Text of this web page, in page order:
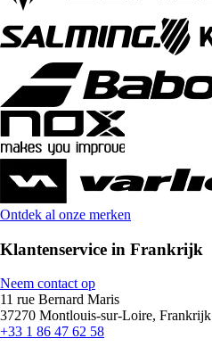
Ontdek al onze merken
Klantenservice in Frankrijk
Neem contact op
11 rue Bernard Maris
37270 Montlouis-sur-Loire, Frankrijk
+33 1 86 47 62 58